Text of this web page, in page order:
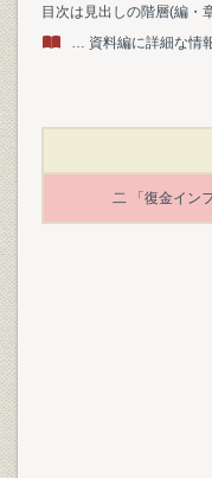
目次は見出しの階層(編
… 資料編に詳細な情
二 「復金イン